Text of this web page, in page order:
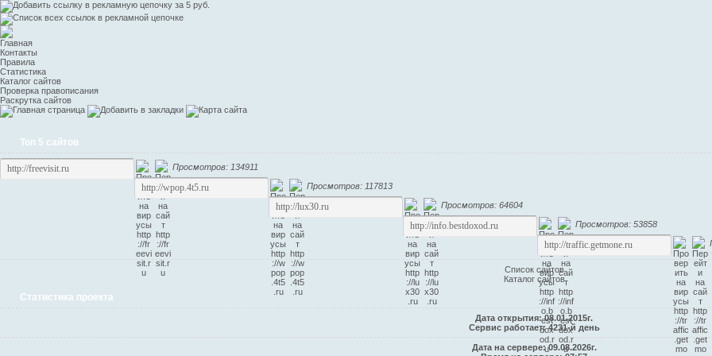
Главная
Контакты
Правила
Статистика
Каталог сайтов
Проверка правописания
Раскрутка сайтов
Топ 5 сайтов
Просмотров: 134911
Просмотров: 117813
Просмотров: 64604
Просмотров: 53858
Список сайтов
Каталог сайтов
Статистика проекта
Дата открытия: 08.01.2015г.
Сервис работает: 4231-й день
Дата на сервере: 09.08.2026г.